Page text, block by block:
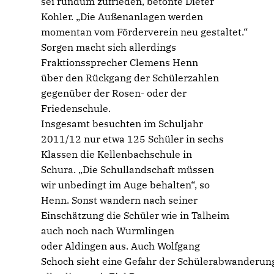
Kohler. „Die Außenanlagen werden
momentan vom Förderverein neu gestaltet.“
Sorgen macht sich allerdings
Fraktionssprecher Clemens Henn
über den Rückgang der Schülerzahlen
gegenüber der Rosen- oder der
Friedenschule.
Insgesamt besuchten im Schuljahr
2011/12 nur etwa 125 Schüler in sechs
Klassen die Kellenbachschule in
Schura. „Die Schullandschaft müssen
wir unbedingt im Auge behalten“, so
Henn. Sonst wandern nach seiner
Einschätzung die Schüler wie in Talheim
auch noch nach Wurmlingen
oder Aldingen aus. Auch Wolfgang
Schoch sieht eine Gefahr der